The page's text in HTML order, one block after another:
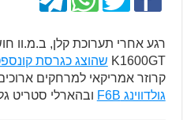
רגע אחרי תערוכת קלן, ב.מ.וו
K1600GT שהוצג כגרסת קונספט
קרוזר אמריקאי למרחקים
גולדווינג F6B
ובהארלי סטריט